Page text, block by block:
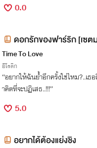
0.0
ดอกรักของฟาร์ริก [เซ
Time To Love
อีโรติก
“อยากให้ฉันย้ำอีกครั้งใช่ไหม?..เธ
าคิดที่จะปฏิเสธ..!!!”
5.0
อยากได้ต้องแย่งชิง